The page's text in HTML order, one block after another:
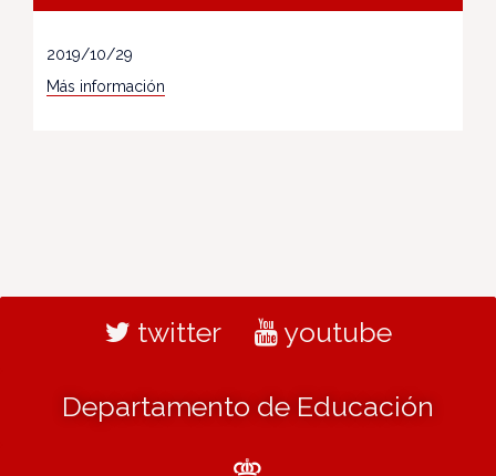
2019/10/29
Más información
twitter youtube
Departamento de Educación